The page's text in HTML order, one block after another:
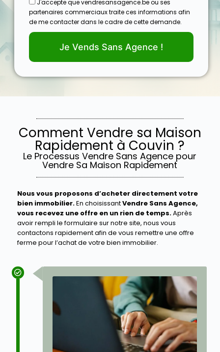
J'accepte que vendresansagence.be ou ses
partenaires commerciaux traite ces informations afin
de me contacter dans le cadre de cette demande.
Je Vends Sans Agence !
Comment Vendre sa Maison
Rapidement à Couvin ?
Le Processus Vendre Sans Agence pour
Vendre Sa Maison Rapidement
Nous vous proposons d’acheter directement votre
bien immobilier.En choisissantVendre Sans Agence,
vous recevez une offre en un rien de temps.Après
avoir rempli le formulaire sur notre site, nous vous
contactons rapidement afin de vous remettre une offre
ferme pour l’achat de votre bien immobilier.